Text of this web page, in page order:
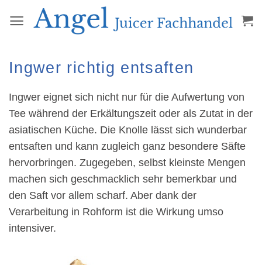
Inhalt
Ingwer richtig entsaften
Ingwer eignet sich nicht nur für die Aufwertung von
Tee während der Erkältungszeit oder als Zutat in der
asiatischen Küche. Die Knolle lässt sich wunderbar
entsaften und kann zugleich ganz besondere Säfte
hervorbringen. Zugegeben, selbst kleinste Mengen
machen sich geschmacklich sehr bemerkbar und
den Saft vor allem scharf. Aber dank der
Verarbeitung in Rohform ist die Wirkung umso
intensiver.